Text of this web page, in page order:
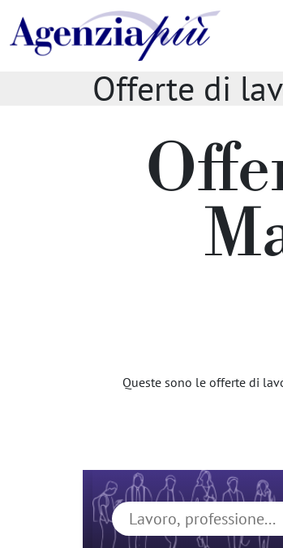
Offerte di
Queste sono le offerte di